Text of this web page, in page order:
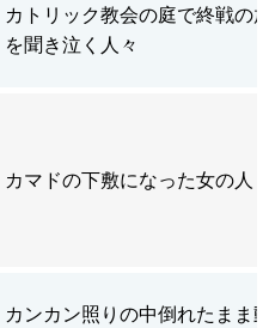
カトリック教会の庭で終戦の
を聞き泣く人々
カマドの下敷になった女の人
カンカン照りの中倒れたまま